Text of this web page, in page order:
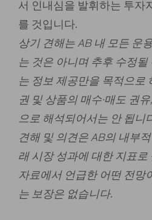
서 인내심을 발휘하는 투자
를 것입니다.
상기 견해는 AB 내 모든 운
는 것은 아니며 추후 수정될
는 정보 제공만을 목적으로
권 및 상품의 매수∙매도 권
으로 해석되어서는 안 됩니
견해 및 의견은 AB의 내부
래 시장 성과에 대한 지표로
자료에서 언급한 어떤 전망
는 보장은 없습니다.